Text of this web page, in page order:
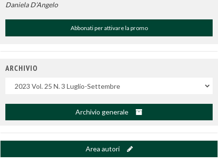
Daniela D’Angelo
Abbonati per attivare la promo
ARCHIVIO
Archivio generale
Area autori